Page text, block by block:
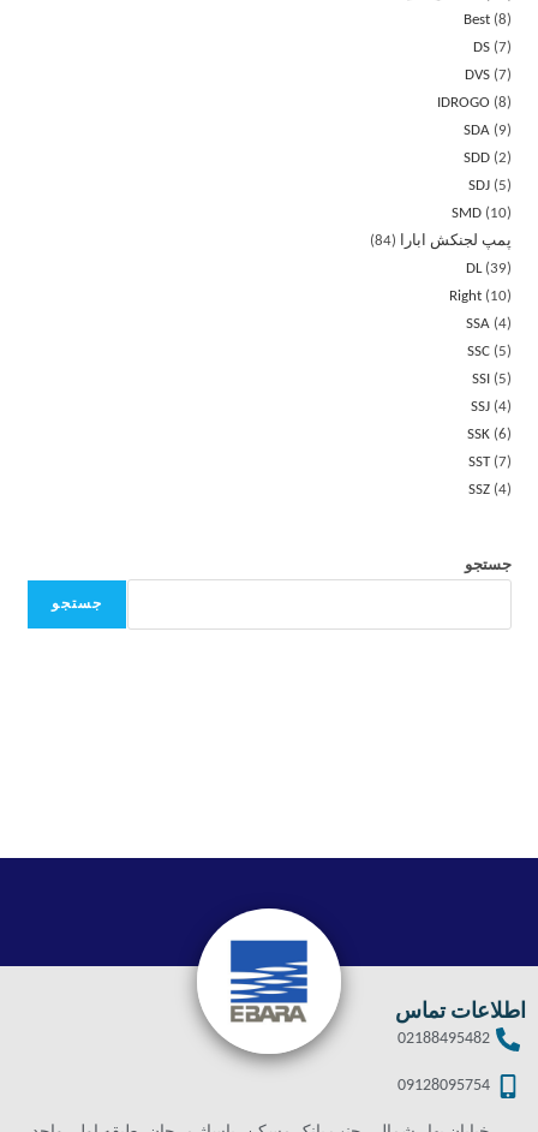
Best 8
DS 7
DVS 7
IDROGO
8
SDA
9
SDD 2
SDJ
5
SMD
10
پمپ لجنکش ابارا
84
DL 39
Right
10
SSA 4
SSC
5
SSI
5
SSJ 4
SSK 6
SST 7
SSZ 4
جستجو
جستجو
اطلاعات تماس
02188495482
09128095754